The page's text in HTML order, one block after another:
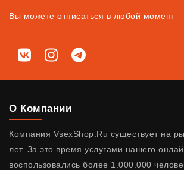
Вы можете отписаться в любой момент
Мы в соц. сетях
ВКонтактеInstagramTelegram
О Компании
Компания VsexShop.Ru существует на
лет. За это время услугами нашего
воспользовались более 1.000.000